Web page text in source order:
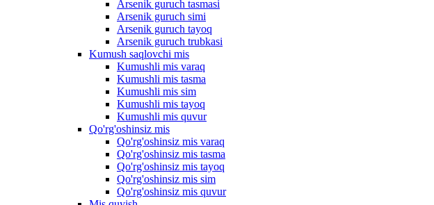
Arsenik guruch tasmasi
Arsenik guruch simi
Arsenik guruch tayoq
Arsenik guruch trubkasi
Kumush saqlovchi mis
Kumushli mis varaq
Kumushli mis tasma
Kumushli mis sim
Kumushli mis tayoq
Kumushli mis quvur
Qo'rg'oshinsiz mis
Qo'rg'oshinsiz mis varaq
Qo'rg'oshinsiz mis tasma
Qo'rg'oshinsiz mis tayoq
Qo'rg'oshinsiz mis sim
Qo'rg'oshinsiz mis quvur